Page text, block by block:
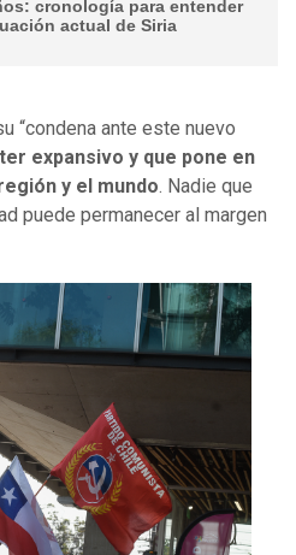
cronología para entender
actual de Siria
“condena ante este nuevo
expansivo y que pone en
y el mundo. Nadie que
puede permanecer al margen